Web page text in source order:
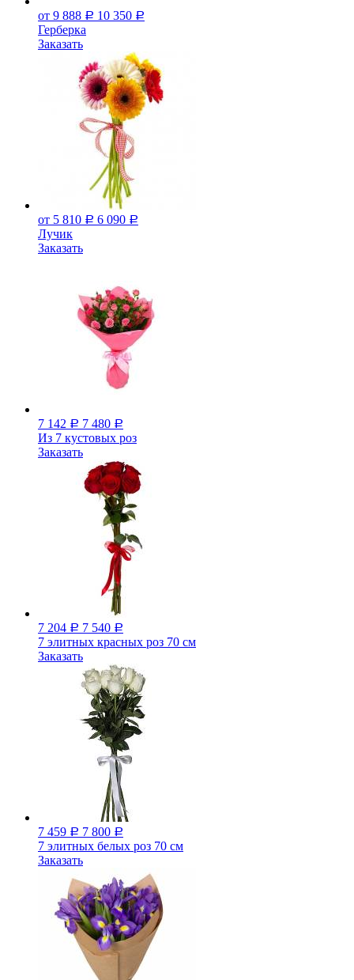
от 9 888 Р 10 350 Р
Герберка
Заказать
от 5 810 Р 6 090 Р
Лучик
Заказать
7 142 Р 7 480 Р
Из 7 кустовых роз
Заказать
7 204 Р 7 540 Р
7 элитных красных роз 70 см
Заказать
7 459 Р 7 800 Р
7 элитных белых роз 70 см
Заказать